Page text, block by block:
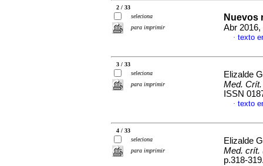
2 / 33
seleciona
para imprimir
Nuevos
Abr 2016,
· texto
3 / 33
seleciona
para imprimir
Elizalde
Med.
ISSN
· texto
4 / 33
seleciona
para imprimir
Elizalde
Med. crít.
p.318-